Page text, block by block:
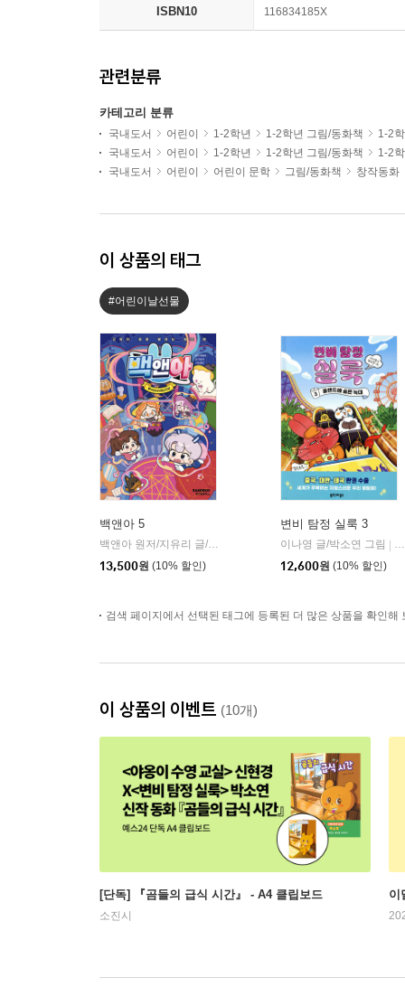
ISBN10 116834185X
관련분류
카테고리 분류
국내도서 어린이 1-2학년 1-2학년 그림/동화책
1-2
국내도서
어린이 1-2학년 1-2학년 그림/동화책
1-2
국내도서
어린이 어린이 문학 그림/동화책 창작동화
이 상품의 태그
#어린이날선물
백앤아 5
백앤아 원저/지유리 글/돌만 그림
샌드박스스토리 키즈
13,500원 (10% 할인)
변비 탐정 실룩 3
이나영 글/박소연 그림
12,600원 (10% 할인)
검색 페이지에서 선택된 태그에 등록된 더 많은 상품을 확인해
이 상품의 이벤트 (10개)
[단독] 『곰들의 급식 시간』 - A4 클립보드
소진시
이